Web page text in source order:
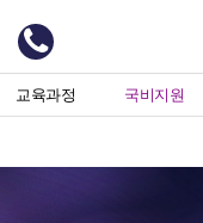
교육과정 국비지원